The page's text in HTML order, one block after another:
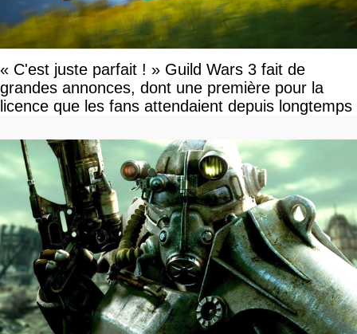
« C'est juste parfait ! » Guild Wars 3 fait de
grandes annonces, dont une première pour la
licence que les fans attendaient depuis longtemps